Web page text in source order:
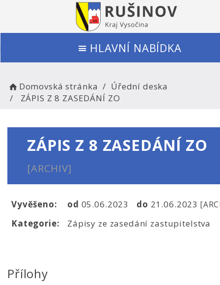
HLAVNÍ NABÍDKA
Domovská stránka
Úřední deska
ZÁPIS Z 8 ZASEDÁNÍ ZO
ZÁPIS Z 8 ZASEDÁNÍ ZO
[ARCHIV]
Vyvěšeno: od 05.06.2023 do 21.06.2023
Kategorie: Zápisy ze zasedání zastupitelstva
Přílohy